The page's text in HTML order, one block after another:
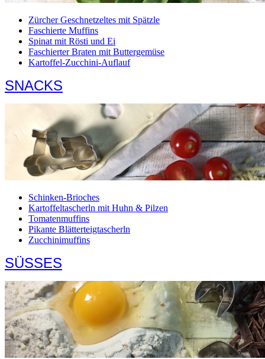
Zürcher Geschnetzeltes mit Spätzle
Faschierte Muffins
Spinat mit Rösti und Ei
Faschierter Braten mit Buttergemüse
Kartoffel-Zucchini-Auflauf
SNACKS
Schinken-Brioches
Kartoffeltascherln mit Huhn & Pilzen
Tomatenmuffins
Pikante Blätterteigtascherln
Zucchinimuffins
SÜSSES